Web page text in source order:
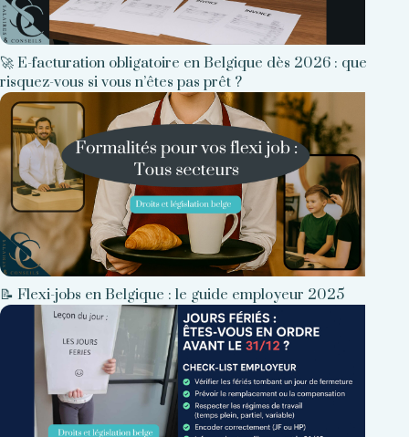
🚀 E-facturation obligatoire en Belgique dès 2026 : que
risquez-vous si vous n’êtes pas prêt ?
📝 Flexi-jobs en Belgique : le guide employeur 2025